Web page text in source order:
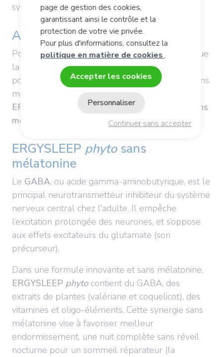
système nerveux.
Avec ou sans mélatonine ?
Pour desraisons de santé, de choix ou parce que
la mélatonine est inefficace dans votre cas, vous
pouvez préférer un complément alimentaire sans
mélatonine. C'est pourquoi la gamme
ERGYSLEEP
propose desformules avec ou sans
mélatonine.
ERGYSLEEP phytosans
mélatonine
Le GABA, ou acide gamma-aminobutyrique, est le
principal neurotransmetteur inhibiteur du système
nerveux central chez l'adulte. Il empêche
l’excitation prolongée des neurones, et s’oppose
aux effets excitateurs du glutamate (son
précurseur).
Dans une formule innovante et sans mélatonine,
ERGYSLEEP phytocontient du GABA, des
extraits de plantes (valériane et coquelicot), des
vitamines et oligo-éléments. Cette synergie sans
mélatonine vise à favoriser meilleur
endormissement, une nuit complète sans réveil
nocturne pour un sommeil réparateur (la
page de gestion des cookies,
garantissant ainsi le contrôle et la
protection de votre vie privée.
Pour plus d'informations, consultez la
politique en matière de cookies .
Accepter les cookies
Continuer sans accepter
Personnaliser